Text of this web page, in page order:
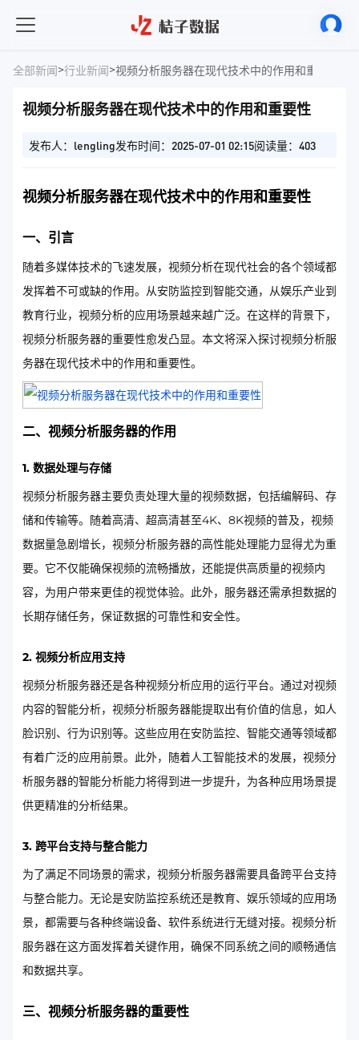
全部新闻>行业新闻>视频分析服务器在现代技术中的作用和重要性
视频分析服务器在现代技术中的作用和重要性
发布人：lengling发布时间：2025-07-01 02:15阅读量：403
视频分析服务器在现代技术中的作用和重要性
一、引言
随着多媒体技术的飞速发展，视频分析在现代社会的各个领域都
发挥着不可或缺的作用。从安防监控到智能交通，从娱乐产业到
教育行业，视频分析的应用场景越来越广泛。在这样的背景下，
视频分析服务器的重要性愈发凸显。本文将深入探讨视频分析服
务器在现代技术中的作用和重要性。
二、视频分析服务器的作用
1. 数据处理与存储
视频分析服务器主要负责处理大量的视频数据，包括编解码、存
储和传输等。随着高清、超高清甚至4K、8K视频的普及，视频
数据量急剧增长，视频分析服务器的高性能处理能力显得尤为重
要。它不仅能确保视频的流畅播放，还能提供高质量的视频内
容，为用户带来更佳的视觉体验。此外，服务器还需承担数据的
长期存储任务，保证数据的可靠性和安全性。
2. 视频分析应用支持
视频分析服务器还是各种视频分析应用的运行平台。通过对视频
内容的智能分析，视频分析服务器能提取出有价值的信息，如人
脸识别、行为识别等。这些应用在安防监控、智能交通等领域都
有着广泛的应用前景。此外，随着人工智能技术的发展，视频分
析服务器的智能分析能力将得到进一步提升，为各种应用场景提
供更精准的分析结果。
3. 跨平台支持与整合能力
为了满足不同场景的需求，视频分析服务器需要具备跨平台支持
与整合能力。无论是安防监控系统还是教育、娱乐领域的应用场
景，都需要与各种终端设备、软件系统进行无缝对接。视频分析
服务器在这方面发挥着关键作用，确保不同系统之间的顺畅通信
和数据共享。
三、视频分析服务器的重要性